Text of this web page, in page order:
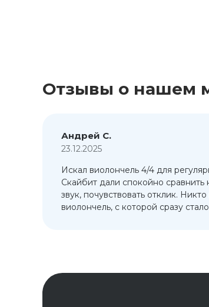
Отзывы о нашем
Андрей С.
23.12.2025
Искал виолончель 4/4 для
Скайбит дали спокойно сравнить
звук, почувствовать отклик.
виолончель, с которой сразу